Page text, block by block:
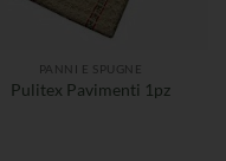
PANNI E SPUGNE
Pulitex Pavimenti 1pz